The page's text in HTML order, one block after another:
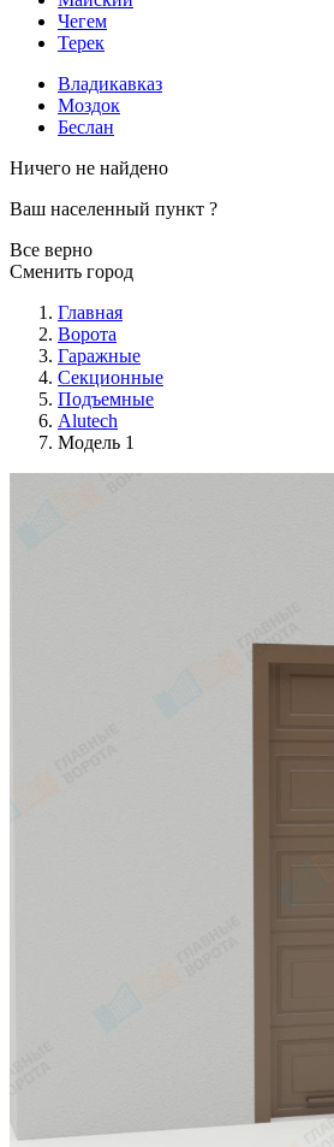
Чегем
Терек
Владикавказ
Моздок
Беслан
Ничего не найдено
Ваш населенный пункт ?
Все верно
Сменить город
Главная
Ворота
Гаражные
Секционные
Подъемные
Alutech
Модель 1